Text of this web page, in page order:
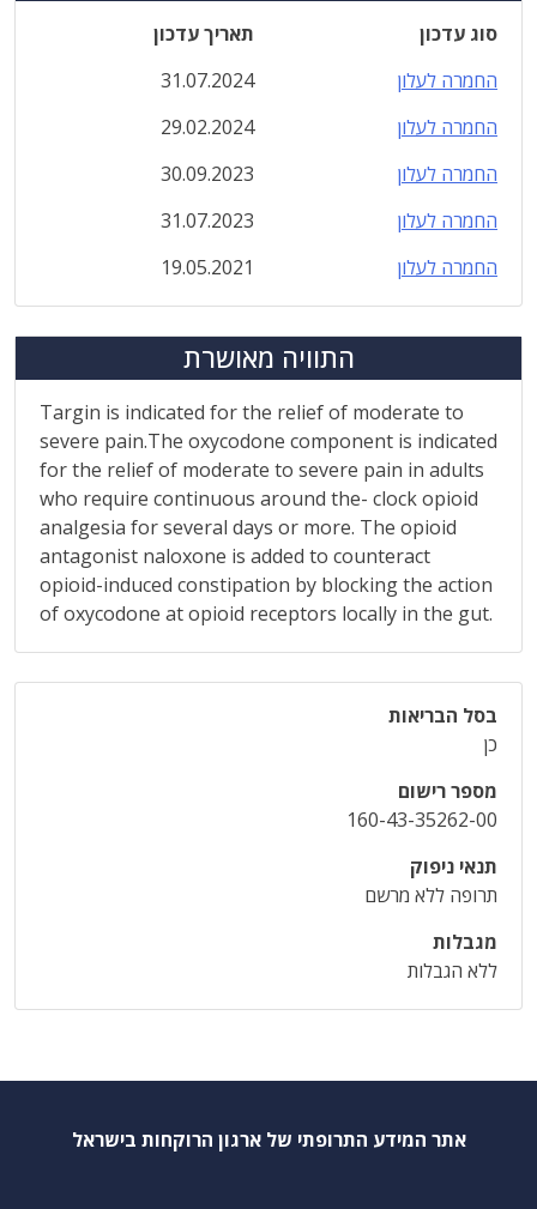
סוג עדכון
תאריך עדכון
החמרה לעלון
31.07.2024
החמרה לעלון
29.02.2024
החמרה לעלון
30.09.2023
החמרה לעלון
31.07.2023
החמרה לעלון
19.05.2021
התוויה מאושרת
Targin is indicated for the relief of moderate to
severe pain.The oxycodone component is indicated
for the relief of moderate to severe pain in adults
who require continuous around the- clock opioid
analgesia for several days or more. The opioid
antagonist naloxone is added to counteract
opioid-induced constipation by blocking the action
of oxycodone at opioid receptors locally in the gut.
בסל הבריאות
כן
מספר רישום
160-43-35262-00
תנאי ניפוק
תרופה ללא מרשם
מגבלות
ללא הגבלות
אתר המידע התרופתי של ארגון הרוקחות בישראל